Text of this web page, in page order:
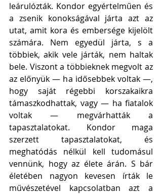
leárulózták. Kondor egyértelműen és
a zsenik konokságával járta azt az
utat, amit kora és embersége kijelölt
számára. Nem egyedül járta, s a
többiek, akik vele járták, nem haltak
bele. Viszont a többieknek megvolt az
az előnyük — ha idősebbek voltak —,
hogy saját régebbi korszakaikra
támaszkodhattak, vagy — ha fiatalok
voltak — megvárhatták a
tapasztalatokat. Kondor maga
szerzett tapasztalatokat, és
meghatódás nélkül kell tudomásul
vennünk, hogy az élete árán. S bár
életében nagyon kevesen írták le
művészetével kapcsolatban azt a